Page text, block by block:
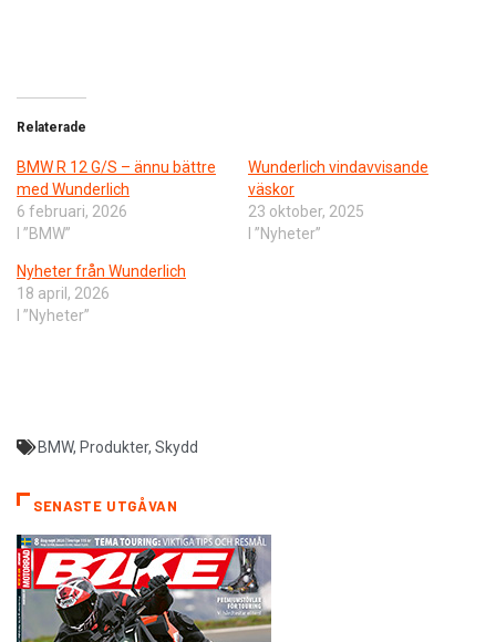
Relaterade
BMW R 12 G/S – ännu bättre
med Wunderlich
6 februari, 2026
I ”BMW”
Wunderlich vindavvisande
väskor
23 oktober, 2025
I ”Nyheter”
Nyheter från Wunderlich
18 april, 2026
I ”Nyheter”
BMW, Produkter, Skydd
SENASTE UTGÅVAN